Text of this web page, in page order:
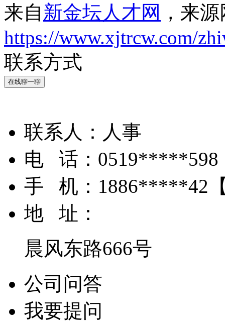
来自新金坛人才网 ，来
https://www.xjtrcw.com/
联系方式
在线聊一聊
联系人： 人事
电 话： 0519*****598
手 机： 1886*****42
地 址：
晨风东路666号
公司问答
我要提问